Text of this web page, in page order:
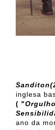
inglesa
( "
ano da